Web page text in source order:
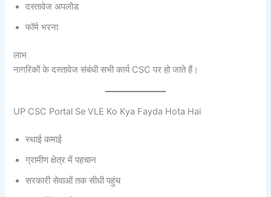
दस्तावेज अपलोड
फॉर्म भरना
लाभ
नागरिकों के दस्तावेज संबंधी सभी कार्य CSC पर हो जाते हैं।
UP CSC Portal Se VLE Ko Kya Fayda Hota Hai
स्थाई कमाई
ग्रामीण क्षेत्र में पहचान
सरकारी सेवाओं तक सीधी पहुंच